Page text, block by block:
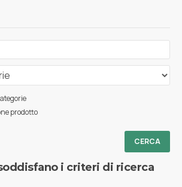
prodotto
CERCA
i criteri di ricerca